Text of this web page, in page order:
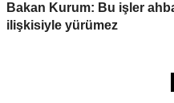
Bakan Kurum: Bu işler
ilişkisiyle yürümez